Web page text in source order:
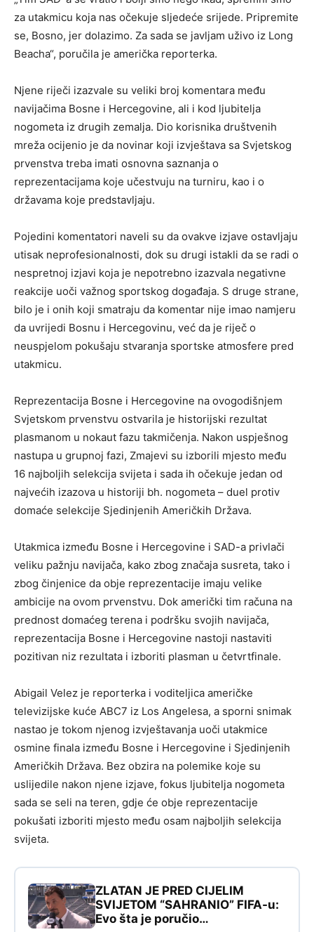
za utakmicu koja nas očekuje sljedeće srijede. Pripremite
se, Bosno, jer dolazimo. Za sada se javljam uživo iz Long
Beacha“, poručila je američka reporterka.
Njene riječi izazvale su veliki broj komentara među
navijačima Bosne i Hercegovine, ali i kod ljubitelja
nogometa iz drugih zemalja. Dio korisnika društvenih
mreža ocijenio je da novinar koji izvještava sa Svjetskog
prvenstva treba imati osnovna saznanja o
reprezentacijama koje učestvuju na turniru, kao i o
državama koje predstavljaju.
Pojedini komentatori naveli su da ovakve izjave ostavljaju
utisak neprofesionalnosti, dok su drugi istakli da se radi o
nespretnoj izjavi koja je nepotrebno izazvala negativne
reakcije uoči važnog sportskog događaja. S druge strane,
bilo je i onih koji smatraju da komentar nije imao namjeru
da uvrijedi Bosnu i Hercegovinu, već da je riječ o
neuspjelom pokušaju stvaranja sportske atmosfere pred
utakmicu.
Reprezentacija Bosne i Hercegovine na ovogodišnjem
Svjetskom prvenstvu ostvarila je historijski rezultat
plasmanom u nokaut fazu takmičenja. Nakon uspješnog
nastupa u grupnoj fazi, Zmajevi su izborili mjesto među
16 najboljih selekcija svijeta i sada ih očekuje jedan od
najvećih izazova u historiji bh. nogometa – duel protiv
domaće selekcije Sjedinjenih Američkih Država.
Utakmica između Bosne i Hercegovine i SAD-a privlači
veliku pažnju navijača, kako zbog značaja susreta, tako i
zbog činjenice da obje reprezentacije imaju velike
ambicije na ovom prvenstvu. Dok američki tim računa na
prednost domaćeg terena i podršku svojih navijača,
reprezentacija Bosne i Hercegovine nastoji nastaviti
pozitivan niz rezultata i izboriti plasman u četvrtfinale.
Abigail Velez je reporterka i voditeljica američke
televizijske kuće ABC7 iz Los Angelesa, a sporni snimak
nastao je tokom njenog izvještavanja uoči utakmice
osmine finala između Bosne i Hercegovine i Sjedinjenih
Američkih Država. Bez obzira na polemike koje su
uslijedile nakon njene izjave, fokus ljubitelja nogometa
sada se seli na teren, gdje će obje reprezentacije
pokušati izboriti mjesto među osam najboljih selekcija
svijeta.
ZLATAN JE PRED CIJELIM
SVIJETOM “SAHRANIO” FIFA-u:
Evo šta je poručio…